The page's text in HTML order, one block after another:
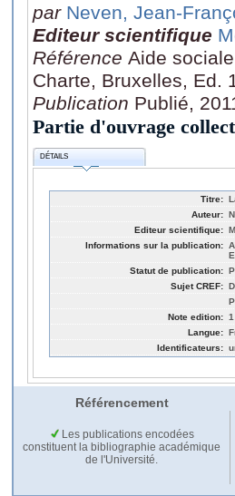
par Neven, Jean-
Editeur scientifique
Référence Aide
Charte, Bruxelles, Ed.
Publication Publié,
Partie d'ouvrage
DÉTAILS
Titre:
Auteur:
Editeur scientifique:
Informations sur la publication:
Statut de publication:
Sujet CREF:
Note edition: 1
Langue:
Identificateurs:
Référencement
Les publications encodées
constituent la bibliographie académique
de l'Université.